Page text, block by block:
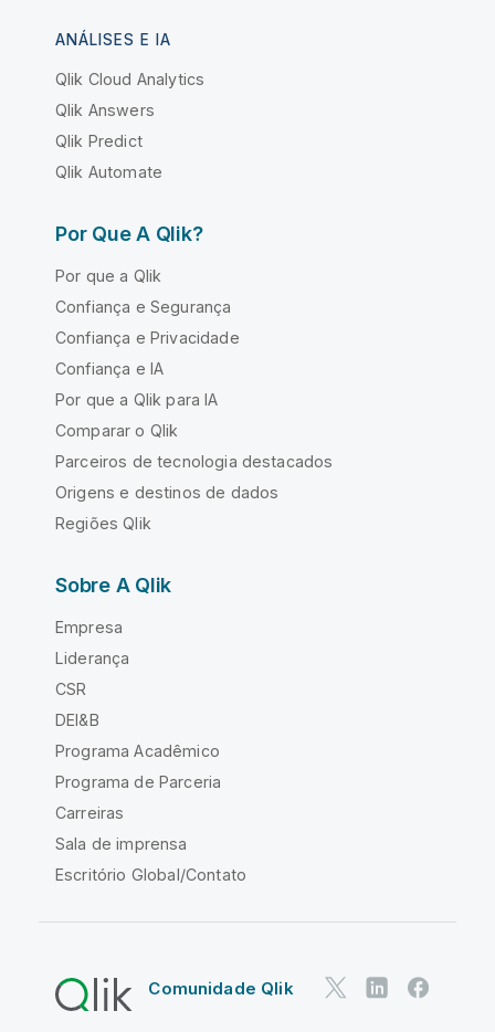
ANÁLISES E IA
Qlik Cloud Analytics
Qlik Answers
Qlik Predict
Qlik Automate
Por Que A Qlik?
Por que a Qlik
Confiança e Segurança
Confiança e Privacidade
Confiança e IA
Por que a Qlik para IA
Comparar o Qlik
Parceiros de tecnologia destacados
Origens e destinos de dados
Regiões Qlik
Sobre A Qlik
Empresa
Liderança
CSR
DEI&B
Programa Acadêmico
Programa de Parceria
Carreiras
Sala de imprensa
Escritório Global/Contato
Comunidade Qlik